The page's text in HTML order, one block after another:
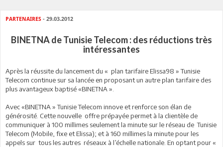
PARTENAIRES - 29.03.2012
BINETNA de Tunisie Telecom : des réductions très
intéressantes
Après la réussite du lancement du « plan tarifaire Elissa98 » Tunisie
Telecom continue sur sa lancée en proposant un autre plan tarifaire des
plus avantageux baptisé «BINETNA ».
Avec «BINETNA » Tunisie Telecom innove et renforce son élan de
générosité. Cette nouvelle offre prépayée permet à la clientèle de
communiquer à 100 millimes seulement la minute sur le réseau de Tunisie
Telecom (Mobile, fixe et Elissa); et à 160 millimes la minute pour les
appels sur tous les autres réseaux à l’échelle nationale. En optant pour «